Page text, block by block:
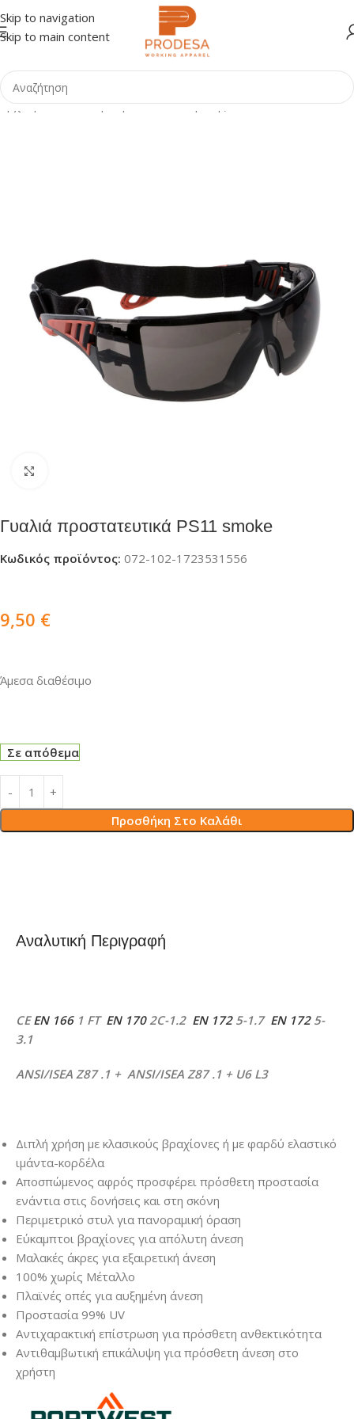
Skip to navigation
Skip to main content
Αρχική σελίδα Shop Προστασία Κεφαλής Γυαλιά
Γυαλιά προστατευτικά PS11 smoke
Κωδικός προϊόντος: 072-102-1723531556
9,50 €
Άμεσα διαθέσιμο
Σε απόθεμα
Προσθήκη Στο Καλάθι
Αναλυτική Περιγραφή
CEEN 1661 FT EN 1702C-1.2 EN 1725-1.7 EN 1725-
3.1
ANSI/ISEA Z87 .1 + ANSI/ISEA Z87 .1 + U6 L3
Διπλή χρήση με κλασικούς βραχίονες ή με φαρδύ ελαστικό
ιμάντα-κορδέλα
Αποσπώμενος αφρός προσφέρει πρόσθετη προστασία
ενάντια στις δονήσεις και στη σκόνη
Περιμετρικό στυλ για πανοραμική όραση
Εύκαμπτοι βραχίονες για απόλυτη άνεση
Μαλακές άκρες για εξαιρετική άνεση
100% χωρίς Μέταλλο
Πλαϊνές οπές για αυξημένη άνεση
Προστασία 99% UV
Αντιχαρακτική επίστρωση για πρόσθετη ανθεκτικότητα
Αντιθαμβωτική επικάλυψη για πρόσθετη άνεση στο
χρήστη